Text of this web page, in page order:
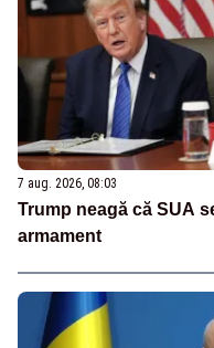
7 aug. 2026, 08:03
Trump neagă că SUA
armament